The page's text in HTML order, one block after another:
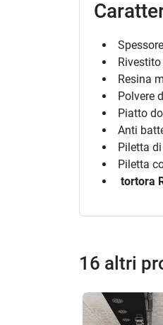
Resina
Polvere
Piatto
Anti
Piletta
Piletta
tortora
16 altri